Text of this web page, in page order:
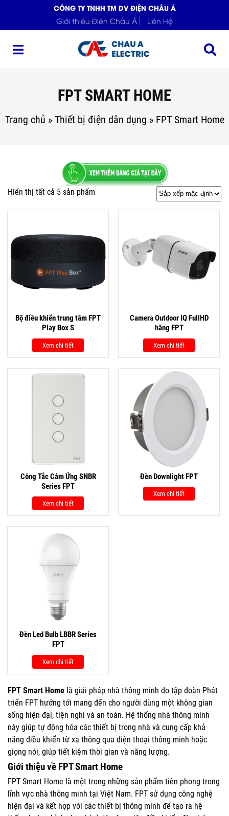
CÔNG TY TNHH TM DV ĐIỆN CHÂU Á
Giới thiệu Điện Châu Á
Liên Hệ
FPT SMART HOME
Trang chủ » Thiết bị điện dân dụng » FPT Smart Home
Hiển thị tất cả 5 sản phẩm
Bộ điều khiển trung tâm FPT
Play Box S
Xem chi tiết
Camera Outdoor IQ FullHD
hãng FPT
Xem chi tiết
Công Tắc Cảm Ứng SNBR
Series FPT
Xem chi tiết
Đèn Downlight FPT
Xem chi tiết
Đèn Led Bulb LBBR Series
FPT
Xem chi tiết
FPT Smart Home là giải pháp nhà thông minh do tập đoàn Phát
triển FPT hướng tới mang đến cho người dùng một không gian
sống hiện đại, tiện nghi và an toàn. Hệ thống nhà thông minh
này giúp tự động hóa các thiết bị trong nhà và cung cấp khả
năng điều khiển từ xa thông qua điện thoại thông minh hoặc
giọng nói, giúp tiết kiệm thời gian và năng lượng.
Giới thiệu về FPT Smart Home
FPT Smart Home là một trong những sản phẩm tiên phong trong
lĩnh vực nhà thông minh tại Việt Nam. FPT sử dụng công nghệ
hiện đại và kết hợp với các thiết bị thông minh để tạo ra hệ